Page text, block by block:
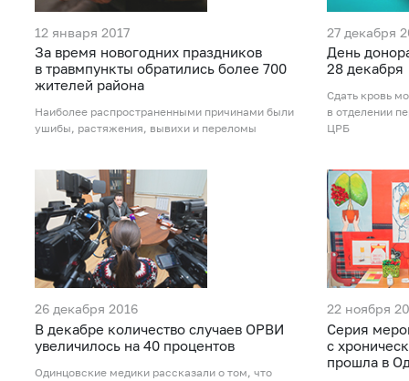
12 января 2017
За время новогодних праздников
в травмпункты обратились более 700
жителей района
Наиболее распространенными причинами были
ушибы, растяжения, вывихи и переломы
27 декабря
День
28 декабря
Сдать кровь
в отделении
ЦРБ
26 декабря 2016
В декабре количество случаев ОРВИ
увеличилось на 40 процентов
Одинцовские медики рассказали о том, что
22 ноября
Серия
с
прошла в